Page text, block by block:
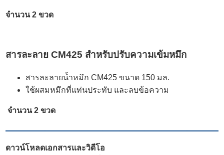
จำนวน 2 ขวด
สารละลาย CM425 สำหรับปรับความเข้มหมึก
สารละลายน้ำหมึก CM425 ขนาด 150 มล.
ใช้ผสมหมึกที่แท่นประทับ และลบข้อความ
จำนวน 2 ขวด
ดาวน์โหลดเอกสารและวิดีโอ